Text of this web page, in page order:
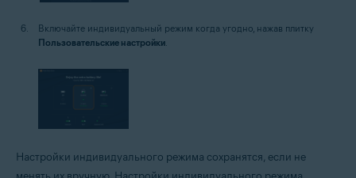
Включайте индивидуальный режим когда угодно, нажав плитку
Пользовательские настройки.
Настройки индивидуального режима сохранятся, если не